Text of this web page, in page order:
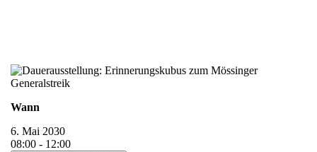
Wann
6. Mai 2030
08:00 - 12:00